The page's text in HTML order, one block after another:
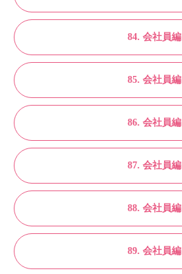
84. 会社員編
85. 会社員編
86. 会社員編
87. 会社員編
88. 会社員編
89. 会社員編